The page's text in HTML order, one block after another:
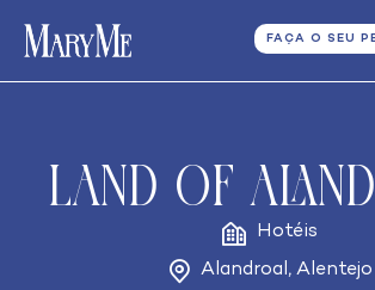
FAÇA O SEU
Land of
Hotéis
Alandroal,Alentejo